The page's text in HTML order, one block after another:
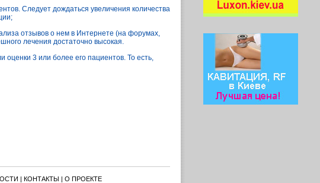
Следует дождаться увеличения количества
отзывов о нем в Интернете (на форумах,
лечения достаточно высокая.
оценки 3 или более его пациентов. То есть,
| КОНТАКТЫ | О ПРОЕКТЕ